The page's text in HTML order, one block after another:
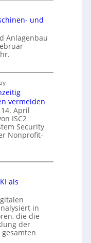
und
Anlagenbau
vermeiden
April
ISC2
Security
Nonprofit-
als
in
die die
der